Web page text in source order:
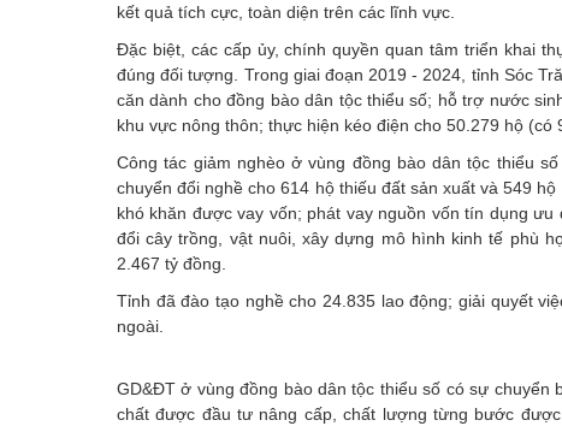
kết quả tích cực, toàn diện trên các lĩnh vực.
Đặc biệt, các cấp ủy, chính quyền quan tâm triển khai
đúng đối tượng. Trong giai đoạn 2019 - 2024, tỉnh Sóc
căn dành cho đồng bào dân tộc thiểu số; hỗ trợ nước
khu vực nông thôn; thực hiện kéo điện cho 50.279 hộ (có
Công tác giảm nghèo ở vùng đồng bào dân tộc thiểu
chuyển đổi nghề cho 614 hộ thiếu đất sản xuất và 549
khó khăn được vay vốn; phát vay nguồn vốn tín dụng
đổi cây trồng, vật nuôi, xây dựng mô hình kinh tế phù
2.467 tỷ đồng.
Tỉnh đã đào tạo nghề cho 24.835 lao động; giải quyết
ngoài.
GD&ĐT ở vùng đồng bào dân tộc thiểu số có sự
chất được đầu tư nâng cấp, chất lượng từng bước